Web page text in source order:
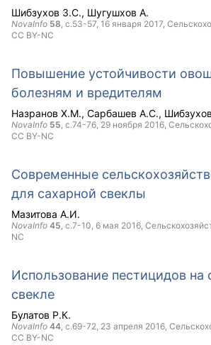
Шибзухов З.С. Шугушхов А.
NovaInfo 58, с.53-57, 16 января 2017,
CC BY-NC
Повышение устойчивости
болезням и вредителям
Назранов Х.М. Сарбашев А.С.
NovaInfo 55, с.74-76, 29 ноября 2016,
CC BY-NC
Современные
для сахарной свеклы
Мазитова А.И.
NovaInfo 45, с.7-10, 6 мая 2016,
NC
Использование пестицидов на
свекле
Булатов Р.К.
NovaInfo 44, с.69-72, 23 апреля 2016,
CC BY-NC